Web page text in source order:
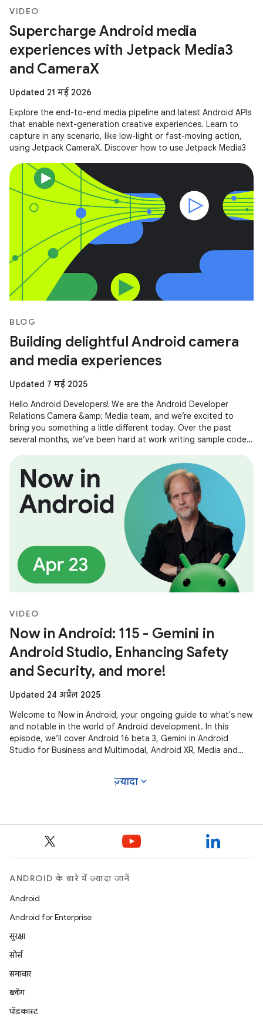
VIDEO
Supercharge Android media
experiences with Jetpack Media3
and CameraX
Updated 21 मई 2026
Explore the end-to-end media pipeline and latest Android APIs
that enable next-generation creative experiences. Learn to
capture in any scenario, like low-light or fast-moving action,
using Jetpack CameraX. Discover how to use Jetpack Media3
BLOG
Building delightful Android camera
and media experiences
Updated 7 मई 2025
Hello Android Developers! We are the Android Developer
Relations Camera &amp; Media team, and we’re excited to
bring you something a little different today. Over the past
several months, we’ve been hard at work writing sample code
VIDEO
Now in Android: 115 - Gemini in
Android Studio, Enhancing Safety
and Security, and more!
Updated 24 अप्रैल 2025
Welcome to Now in Android, your ongoing guide to what's new
and notable in the world of Android development. In this
episode, we’ll cover Android 16 beta 3, Gemini in Android
Studio for Business and Multimodal, Android XR, Media and
ज़्यादा expand_more
ANDROID के बारे में ज़्यादा जानें
Android
Android for Enterprise
सुरक्षा
सोर्स
समाचार
ब्लॉग
पॉडकास्ट